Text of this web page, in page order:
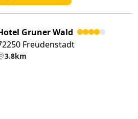
Gruner Wald
Freudenstadt
3.8km